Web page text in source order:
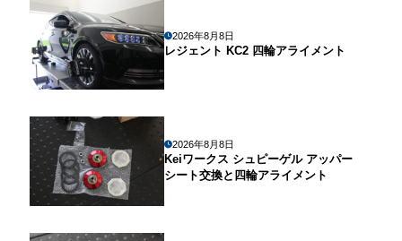
2026年8月8日
レジェント KC2 四輪アライメント
2026年8月8日
Keiワークス シュピーゲル アッパー
シート交換と四輪アライメント